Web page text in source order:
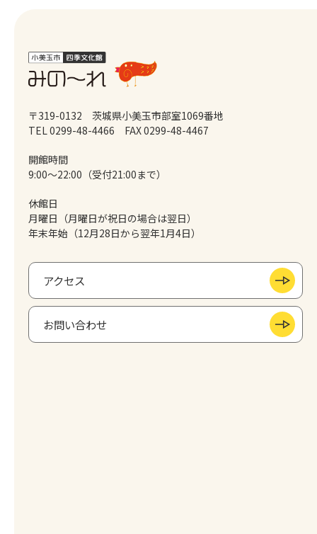
〒319-0132 茨城県小美玉市部室1069番地
TEL 0299-48-4466
FAX 0299-48-4467
開館時間
9:00～22:00（受付21:00まで）
休館日
月曜日（月曜日が祝日の場合は翌日）
年末年始（12月28日から翌年1月4日）
アクセス
お問い合わせ